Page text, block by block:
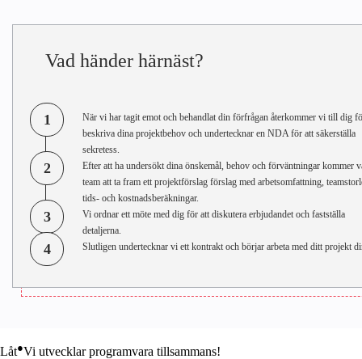
Vad händer härnäst?
1
När vi har tagit emot och behandlat din förfrågan återkommer vi till dig
beskriva dina projektbehov och undertecknar en NDA för att säkerställa
sekretess.
2
Efter att ha undersökt dina önskemål, behov och förväntningar kommer
team att ta fram ett projektförslag förslag med arbetsomfattning,
tids- och kostnadsberäkningar.
3
Vi ordnar ett möte med dig för att diskutera erbjudandet och fastställa
detaljerna.
4 Slutligen undertecknar vi ett kontrakt och börjar arbeta med ditt projekt
Låt●Vi utvecklar programvara tillsammans!